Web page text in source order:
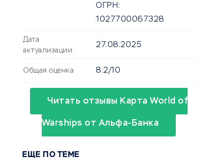
ОГРН:
1027700067328
Дата
актуализации
27.08.2025
Общая оценка 8.2/10
Читать отзывы Карта World of
Warships от Альфа-Банка
ЕЩЕ ПО ТЕМЕ